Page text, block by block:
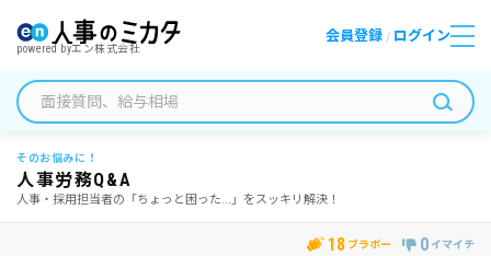
powered byエン株式会社
会員登録 / ログイン
そのお悩みに！
人事労務Q&A
人事・採用担当者の「ちょっと困った...」をスッキリ解決！
18 ブラボー 0 イマイチ